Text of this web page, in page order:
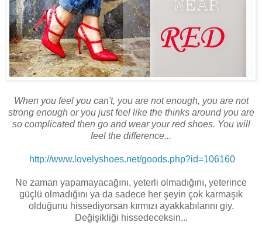
When you feel you can't, you are not enough, you are not
strong enough or you just feel like the thinks around you are
so complicated then go and wear your red shoes. You will
feel the difference...
http://www.lovelyshoes.net/goods.php?id=106160
Ne zaman yapamayacağını, yeterli olmadığını, yeterince
güçlü olmadığını ya da sadece her şeyin çok karmaşık
olduğunu hissediyorsan kırmızı ayakkabılarını giy.
Değişikliği hissedeceksin...